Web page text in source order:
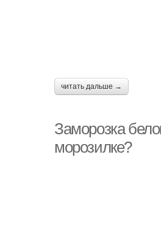
читать дальше →
Заморозка
морозилке?